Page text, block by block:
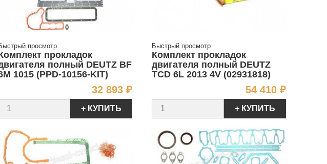
просмотр
прокладок
полный DEUTZ BF
1015 (PPD-10156-KIT)
32 893 ₽Цена
+ КУПИТЬ
Быстрый просмотр
Комплект прокладок
двигателя полный DEUTZ
TCD 6L 2013 4V (02931818)
54 410 ₽Цена
+ КУПИТЬ